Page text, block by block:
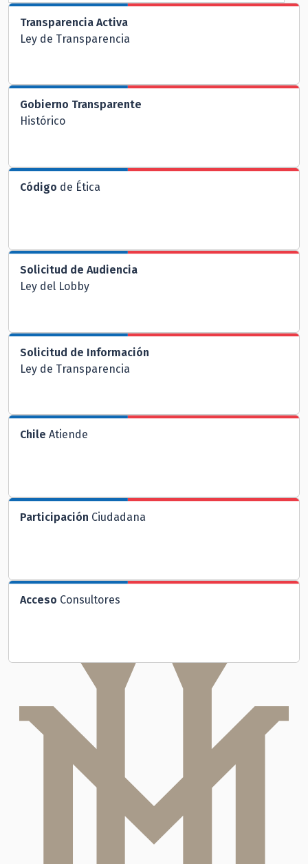
Transparencia Activa
Ley de Transparencia
Gobierno Transparente
Histórico
Código de Ética
Solicitud de Audiencia
Ley del Lobby
Solicitud de Información
Ley de Transparencia
Chile Atiende
Participación Ciudadana
Acceso Consultores